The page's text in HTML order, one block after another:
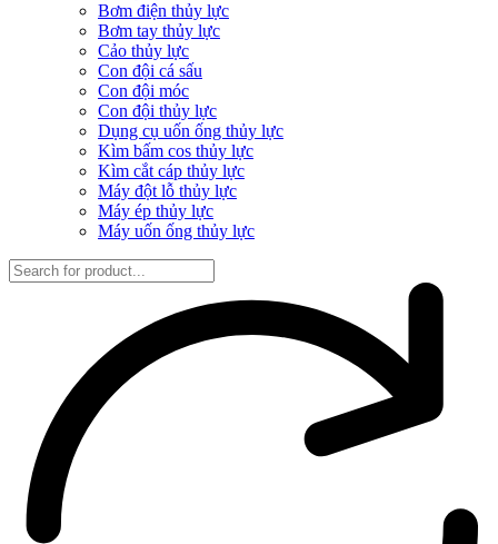
Bơm điện thủy lực
Bơm tay thủy lực
Cảo thủy lực
Con đội cá sấu
Con đội móc
Con đội thủy lực
Dụng cụ uốn ống thủy lực
Kìm bấm cos thủy lực
Kìm cắt cáp thủy lực
Máy đột lỗ thủy lực
Máy ép thủy lực
Máy uốn ống thủy lực